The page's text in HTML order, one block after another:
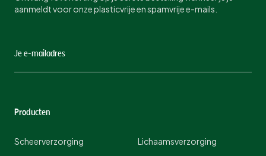
aanmeldt voor onze plasticvrije en spamvrije e-mails.
Producten
Scheerverzorging
Lichaamsverzorging